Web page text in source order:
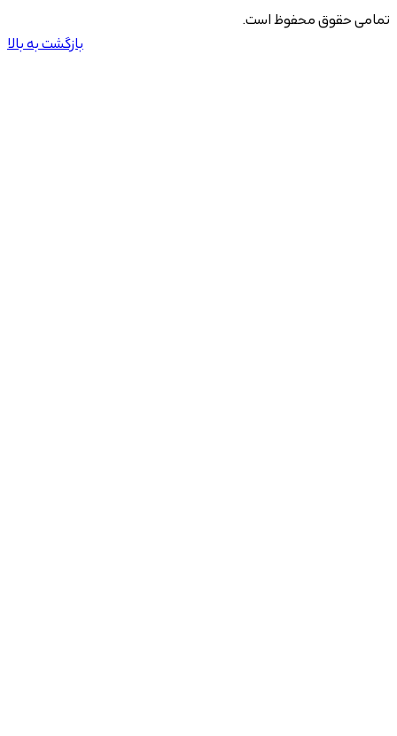
تمامی حقوق محفوظ است.
بازگشت به بالا